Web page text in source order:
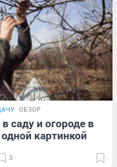
ОБЗОР
саду и огороде в
картинкой
3